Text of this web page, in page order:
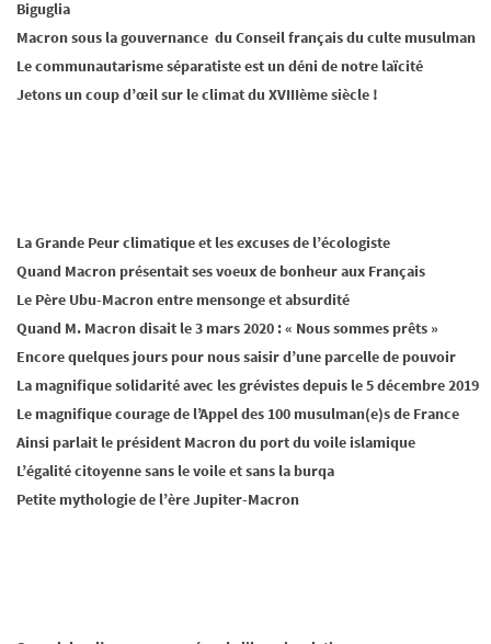
Biguglia
Macron sous la gouvernance du Conseil français du culte musulman
Le communautarisme séparatiste est un déni de notre laïcité
Jetons un coup d’œil sur le climat du XVIIIème siècle !
La Grande Peur climatique et les excuses de l’écologiste
Quand Macron présentait ses voeux de bonheur aux Français
Le Père Ubu-Macron entre mensonge et absurdité
Quand M. Macron disait le 3 mars 2020 : « Nous sommes prêts »
Encore quelques jours pour nous saisir d’une parcelle de pouvoir
La magnifique solidarité avec les grévistes depuis le 5 décembre 2019
Le magnifique courage de l’Appel des 100 musulman(e)s de France
Ainsi parlait le président Macron du port du voile islamique
L’égalité citoyenne sans le voile et sans la burqa
Petite mythologie de l’ère Jupiter-Macron